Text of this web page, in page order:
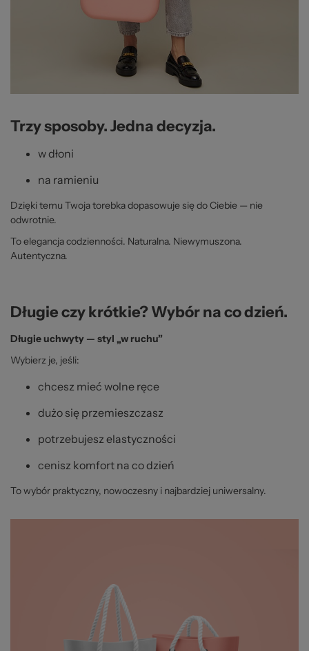
Trzy sposoby. Jedna decyzja.
w dłoni
na ramieniu
Dzięki temu Twoja torebka dopasowuje się do Ciebie — nie
odwrotnie.
To elegancja codzienności. Naturalna. Niewymuszona.
Autentyczna.
Długie czy krótkie? Wybór na co dzień.
Długie uchwyty — styl „w ruchu”
Wybierz je, jeśli:
chcesz mieć wolne ręce
dużo się przemieszczasz
potrzebujesz elastyczności
cenisz komfort na co dzień
To wybór praktyczny, nowoczesny i najbardziej uniwersalny.